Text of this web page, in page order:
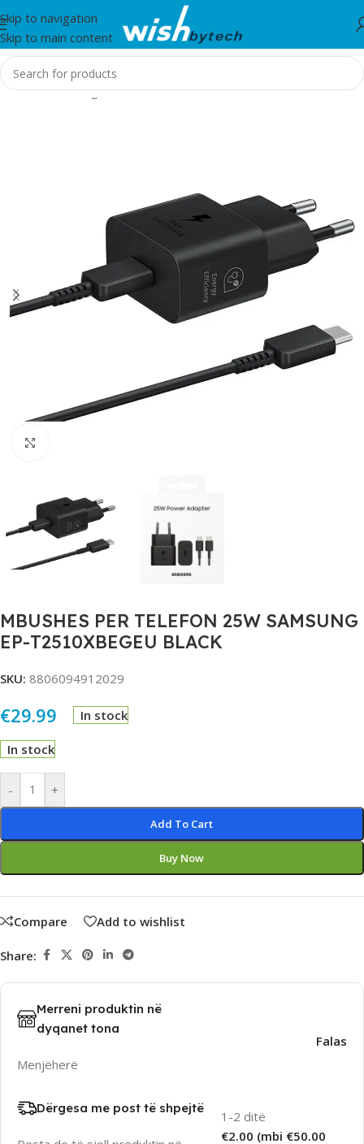
Skip to navigation
Skip to main content
Home/Samsung
MBUSHES PER TELEFON 25W SAMSUNG
EP-T2510XBEGEU BLACK
SKU: 8806094912029
€29.99 In stock
In stock
- +
Add To Cart
Buy Now
Alternative:
Compare Add to wishlist
Share:
Merreni produktin në
dyqanet tona
Menjëherë
Falas
Dërgesa me post të shpejtë
1-2 ditë
€2.00 (mbi €50.00